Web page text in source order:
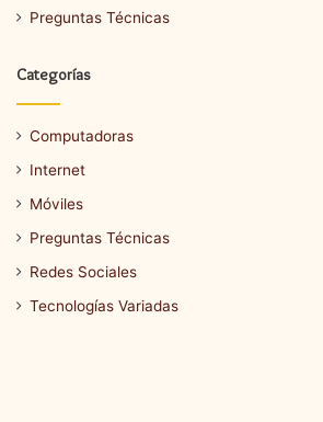
Preguntas Técnicas
Categorías
Computadoras
Internet
Móviles
Preguntas Técnicas
Redes Sociales
Tecnologías Variadas